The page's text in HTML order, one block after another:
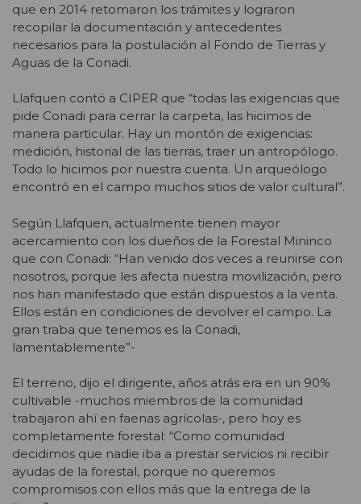
que en 2014 retomaron los trámites y lograron
recopilar la documentación y antecedentes
necesarios para la postulación al Fondo de Tierras y
Aguas de la Conadi.
Llafquen contó a CIPER que “todas las exigencias que
pide Conadi para cerrar la carpeta, las hicimos de
manera particular. Hay un montón de exigencias:
medición, historial de las tierras, traer un antropólogo.
Todo lo hicimos por nuestra cuenta. Un arqueólogo
encontró en el campo muchos sitios de valor cultural”.
Según Llafquen, actualmente tienen mayor
acercamiento con los dueños de la Forestal Mininco
que con Conadi: “Han venido dos veces a reunirse con
nosotros, porque les afecta nuestra movilización, pero
nos han manifestado que están dispuestos a la venta.
Ellos están en condiciones de devolver el campo. La
gran traba que tenemos es la Conadi,
lamentablemente”-
El terreno, dijo el dirigente, años atrás era en un 90%
cultivable -muchos miembros de la comunidad
trabajaron ahí en faenas agrícolas-, pero hoy es
completamente forestal: “Como comunidad
decidimos que nadie iba a prestar servicios ni recibir
ayudas de la forestal, porque no queremos
compromisos con ellos más que la entrega de la